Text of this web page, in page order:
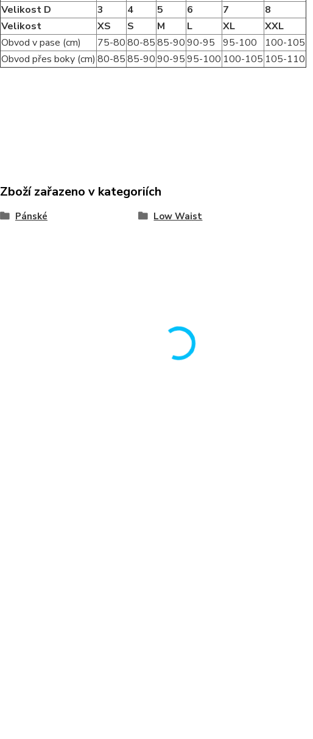
Velikost D
3 4 5 6 7
8
Velikost
XS S M L XL
XXL
Obvod v pase (cm)
75-8080-8585-9090-95 95-100
100-105
Obvod přes boky (cm) 80-8585-9090-9595-100 100-105 105-110
Zboží zařazeno v kategoriích
Pánské Low Waist